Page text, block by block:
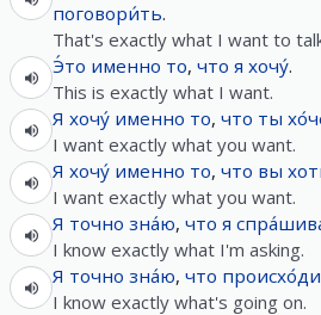
поговори́ть.
That's exactly what I want to
Э́то именно то, что я хочу́.
This is exactly what I want.
Я хочу́ именно то, что ты
I want exactly what you want.
Я хочу́ именно то, что вы
I want exactly what you want.
Я точно зна́ю, что я
I know exactly what I'm asking.
Я точно зна́ю, что
I know exactly what's going on.